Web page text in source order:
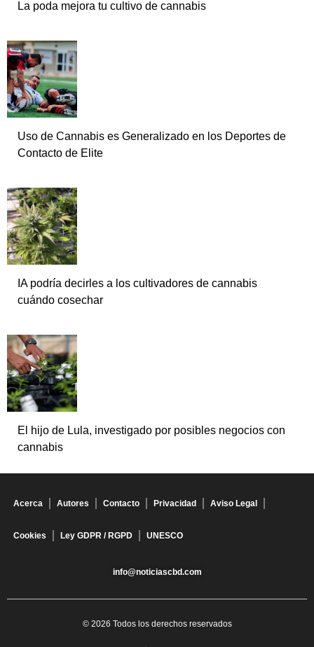
La poda mejora tu cultivo de cannabis
Uso de Cannabis es Generalizado en los Deportes de
Contacto de Elite
IA podría decirles a los cultivadores de cannabis
cuándo cosechar
El hijo de Lula, investigado por posibles negocios con
cannabis
Acerca Autores Contacto Privacidad Aviso Legal
Cookies Ley GDPR / RGPD UNESCO
info@noticiascbd.com
© 2026 Todos los derechos reservados